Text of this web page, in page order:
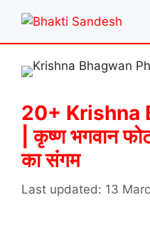
content
20+ Krishna
| कृष्ण भगवान
का संगम
13